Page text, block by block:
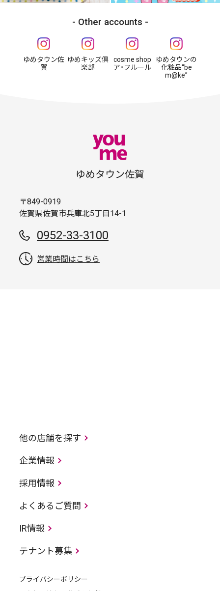
Other accounts
ゆめタウン佐
賀
ゆめキッズ倶
楽部
cosme shop
ア・フルール
ゆめタウンの
化粧品“be
m@ke”
ゆめタウン佐賀
〒849-0919
佐賀県佐賀市兵庫北5丁目14-1
0952-33-3100
営業時間はこちら
他の店舗を探す
企業情報
採用情報
よくあるご質問
IR情報
テナント募集
プライバシーポリシー